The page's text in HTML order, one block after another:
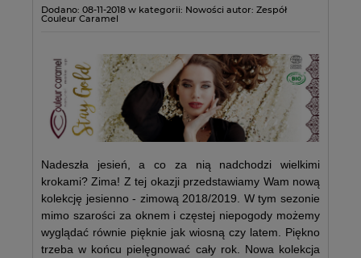
Dodano: 08-11-2018 w kategorii: Nowości autor: Zespół
Couleur Caramel
Nadeszła jesień, a co za nią nadchodzi wielkimi
krokami? Zima! Z tej okazji przedstawiamy Wam nową
kolekcję jesienno - zimową 2018/2019. W tym sezonie
mimo szarości za oknem i częstej niepogody możemy
wyglądać równie pięknie jak wiosną czy latem. Piękno
trzeba w końcu pielęgnować cały rok. Nowa kolekcja